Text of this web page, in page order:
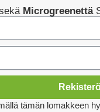
Microgreenettä
tämän lomakkeen